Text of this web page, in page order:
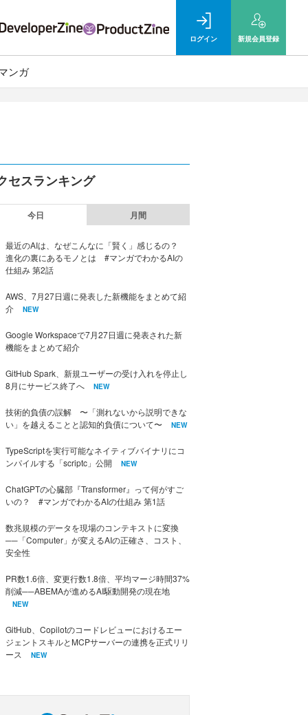
ログイン 新規会員登録
ンガ
セスランキング
今日 月間
最近のAIは、なぜこんなに「賢く」感じるの？
進化の裏にあるモノとは #マンガでわかるAIの
仕組み 第2話
AWS、7月27日週に発表した新機能をまとめて紹
介
NEW
Google Workspaceで7月27日週に発表された新
機能をまとめて紹介
GitHub Spark、新規ユーザーの受け入れを停止し
8月にサービス終了へ
NEW
技術的負債の誤解 〜「測れないから説明できな
い」を越えることと認知的負債について〜
NEW
TypeScriptを実行可能なネイティブバイナリにコ
ンパイルする「scriptc」公開
NEW
ChatGPTの心臓部『Transformer』って何がすご
いの？ #マンガでわかるAIの仕組み 第1話
数兆規模のデータを現場のコンテキストに変換
──「Computer」が変えるAIの正確さ、コスト、
安全性
PR数1.6倍、変更行数1.8倍、平均マージ時間37%
削減──ABEMAが進めるAI駆動開発の現在地
NEW
GitHub、Copilotのコードレビューにおけるエー
ジェントスキルとMCPサーバーの連携を正式リリ
ース
NEW